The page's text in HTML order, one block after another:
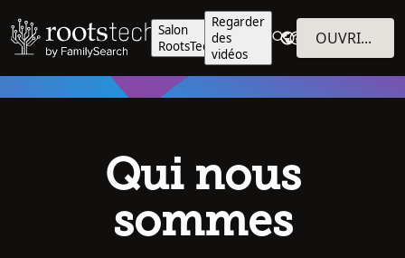
Salon
RootsTech
Regarder
des
vidéos
OUVRIR UNE SESSION
Qui nous
sommes